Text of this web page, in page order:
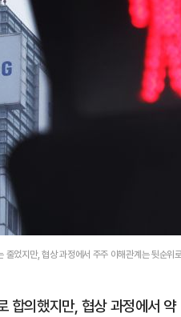
줄었지만, 협상 과정에서 주주 이해관계는 뒷순
합의했지만, 협상 과정에서